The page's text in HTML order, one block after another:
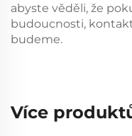
abyste věděli, že
budoucnosti,
budeme.
Více